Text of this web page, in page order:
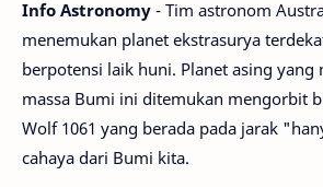
Info Astronomy - Tim astronom
menemukan planet ekstrasurya
berpotensi laik huni. Planet asing
massa Bumi ini ditemukan mengorbit
Wolf 1061 yang berada pada jarak
cahaya dari Bumi kita.